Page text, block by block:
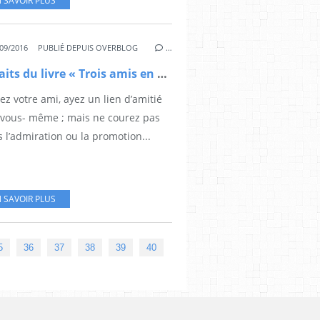
2016 PUBLIÉ DEPUIS OVERBLOG …
Extraits du livre « Trois amis en quête de Sagesse » (3)
votre ami, ayez un lien d’amitié
même ; mais ne courez pas
l’admiration ou la promotion...
SAVOIR PLUS
36 37 38 39 40